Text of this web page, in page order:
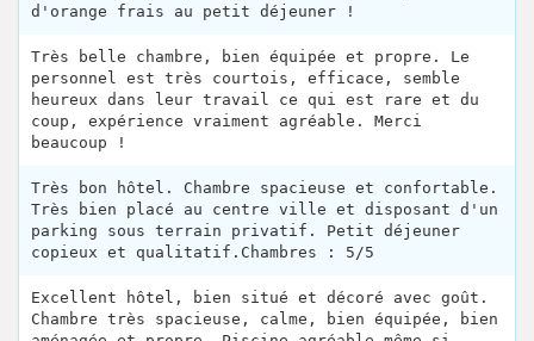
d'orange frais au petit déjeuner !
Très belle chambre, bien équipée et propre. Le
personnel est très courtois, efficace, semble
heureux dans leur travail ce qui est rare et du
coup, expérience vraiment agréable. Merci
beaucoup !
Très bon hôtel. Chambre spacieuse et confortable.
Très bien placé au centre ville et disposant d'un
parking sous terrain privatif. Petit déjeuner
copieux et qualitatif.Chambres : 5/5
Excellent hôtel, bien situé et décoré avec goût.
Chambre très spacieuse, calme, bien équipée, bien